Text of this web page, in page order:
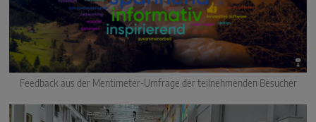
Feedback aus der Mentimeter-Umfrage der teilnehmenden Besucher